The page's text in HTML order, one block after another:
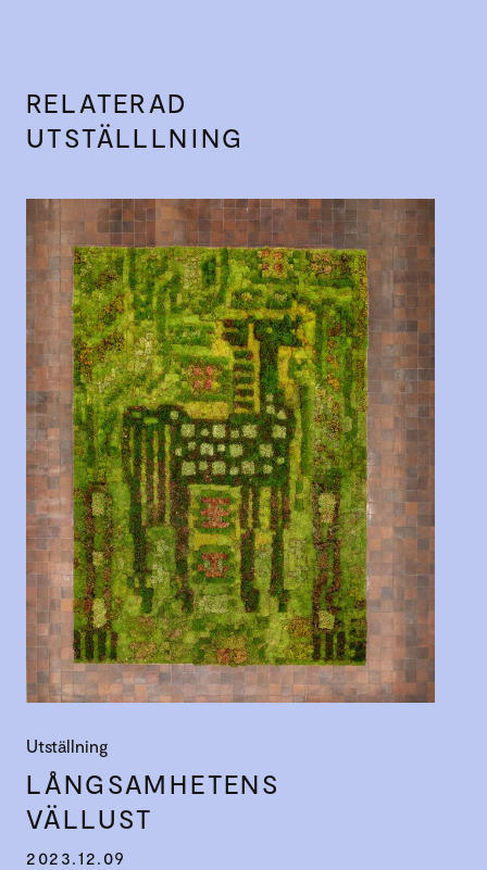
RELATERAD
UTSTÄLLLNING
Utställning
LÅNGSAM­HETENS
VÄLLUST
2023.12.09